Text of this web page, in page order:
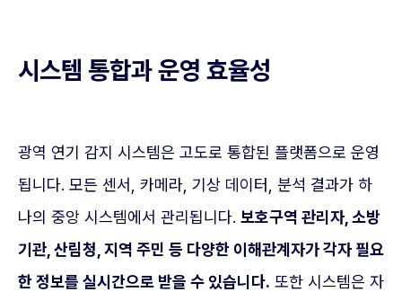
시스템 통합과 운영 효율성
광역 연기 감지 시스템은 고도로 통합된 플랫폼으로 운영
됩니다. 모든 센서, 카메라, 기상 데이터, 분석 결과가 하
나의 중앙 시스템에서 관리됩니다. 보호구역 관리자, 소방
기관, 산림청, 지역 주민 등 다양한 이해관계자가 각자 필요
한 정보를 실시간으로 받을 수 있습니다. 또한 시스템은 자